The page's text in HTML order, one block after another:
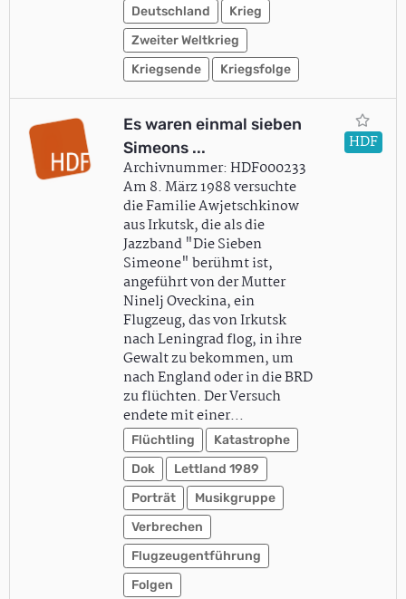
Deutschland
Krieg
Zweiter Weltkrieg
Kriegsende
Kriegsfolge
Es waren einmal sieben
Simeons ...
Archivnummer: HDF000233
Am 8. März 1988 versuchte
die Familie Awjetschkinow
aus Irkutsk, die als die
Jazzband "Die Sieben
Simeone" berühmt ist,
angeführt von der Mutter
Ninelj Oveckina, ein
Flugzeug, das von Irkutsk
nach Leningrad flog, in ihre
Gewalt zu bekommen, um
nach England oder in die BRD
zu flüchten. Der Versuch
endete mit einer…
Flüchtling
Katastrophe
Dok
Lettland 1989
Porträt
Musikgruppe
Verbrechen
Flugzeugentführung
Folgen
HDF